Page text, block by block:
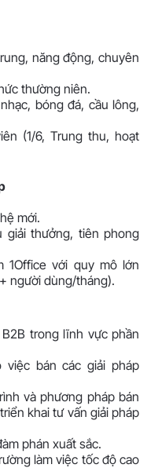
năng động, chuyên
thường niên.
bóng đá, cầu lông,
(1/6, Trung thu, hoạt
mới.
giải thưởng, tiên phong
1Office với quy mô lớn
người dùng/tháng).
trong lĩnh vực phần
bán các giải pháp
và phương pháp bán
khai tư vấn giải pháp
phán xuất sắc.
làm việc tốc độ cao